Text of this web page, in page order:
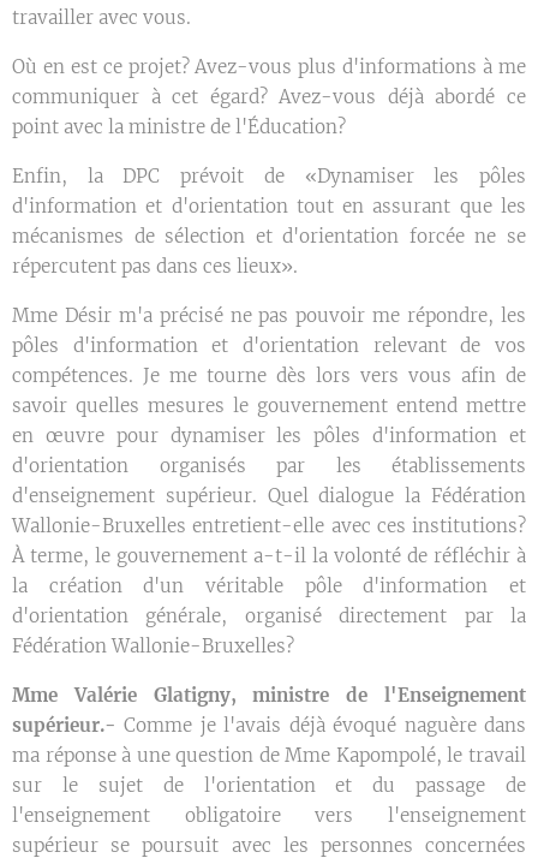
travailler avec vous.
Où en est ce projet? Avez-vous plus d'informations à me
communiquer à cet égard? Avez-vous déjà abordé ce
point avec la ministre de l'Éducation?
Enfin, la DPC prévoit de «Dynamiser les pôles
d'information et d'orientation tout en assurant que les
mécanismes de sélection et d'orientation forcée ne se
répercutent pas dans ces lieux».
Mme Désir m'a précisé ne pas pouvoir me répondre, les
pôles d'information et d'orientation relevant de vos
compétences. Je me tourne dès lors vers vous afin de
savoir quelles mesures le gouvernement entend mettre
en œuvre pour dynamiser les pôles d'information et
d'orientation organisés par les établissements
d'enseignement supérieur. Quel dialogue la Fédération
Wallonie-Bruxelles entretient-elle avec ces institutions?
À terme, le gouvernement a-t-il la volonté de réfléchir à
la création d'un véritable pôle d'information et
d'orientation générale, organisé directement par la
Fédération Wallonie-Bruxelles?
Mme Valérie Glatigny, ministre de l'Enseignement
supérieur.-Comme je l'avais déjà évoqué naguère dans
ma réponse à une question de Mme Kapompolé, le travail
sur le sujet de l'orientation et du passage de
l'enseignement obligatoire vers l'enseignement
supérieur se poursuit avec les personnes concernées